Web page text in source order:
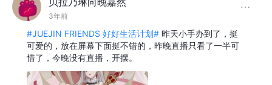
3年前
#JUEJIN FRIENDS 好好生活计划# 昨天小手办到了，挺
可爱的，放在屏幕下面挺不错的，昨晚直播只看了一半可
惜了，今晚没有直播，开摆。